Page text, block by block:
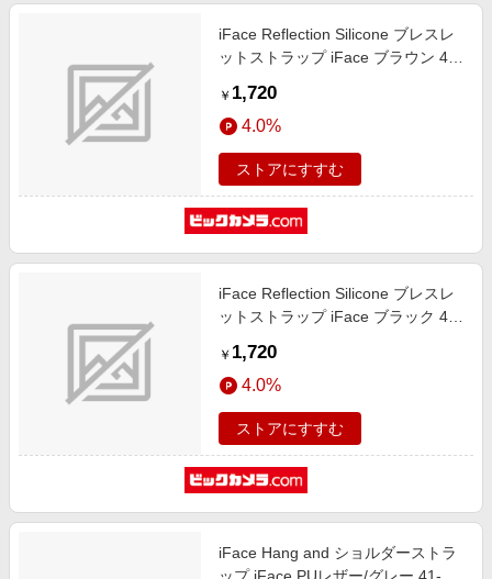
iFace Reflection Silicone ブレスレ
ットストラップ iFace ブラウン 41-
￥ 1,720
4.0%
ストアにすすむ
iFace Reflection Silicone ブレスレ
ットストラップ iFace ブラック 41-
￥ 1,720
4.0%
ストアにすすむ
iFace Hang and ショルダーストラ